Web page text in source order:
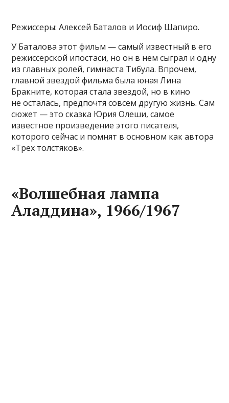
Режиссеры: Алексей Баталов и Иосиф Шапиро.
У Баталова этот фильм — самый известный в его
режиссерской ипостаси, но он в нем сыграл и одну
из главных ролей, гимнаста Тибула. Впрочем,
главной звездой фильма была юная Лина
Бракните, которая стала звездой, но в кино
не осталась, предпочтя совсем другую жизнь. Сам
сюжет — это сказка Юрия Олеши, самое
известное произведение этого писателя,
которого сейчас и помнят в основном как автора
«Трех толстяков».
«Волшебная лампа
Аладдина», 1966/1967